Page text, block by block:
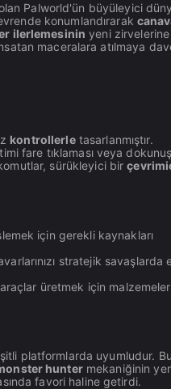
Palworld'ün büyüleyici
konumlandırarak
ilerlemesinin yeni zirvelerine
maceralara atılmaya
kontrollerletasarlanmıştır.
fare tıklaması veya
sürükleyici bir
için gerekli kaynakları
stratejik savaşlarda
üretmek için malzemeler
platformlarda uyumludur.
huntermekaniğinin
favori haline getirdi.